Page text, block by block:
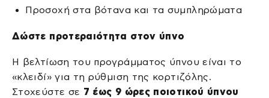
Προσοχή στα βότανα και τα συμπληρώματα
Δώστε προτεραιότητα στον ύπνο
Η βελτίωση του προγράμματος ύπνου είναι το
«κλειδί» για τη ρύθμιση της κορτιζόλης.
Στοχεύστε σε 7 έως 9 ώρες ποιοτικού ύπνου